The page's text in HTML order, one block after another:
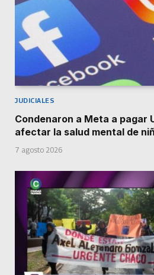
JUDICIALES
Condenaron a Meta a pagar
afectar la salud mental de
7 agosto 2026